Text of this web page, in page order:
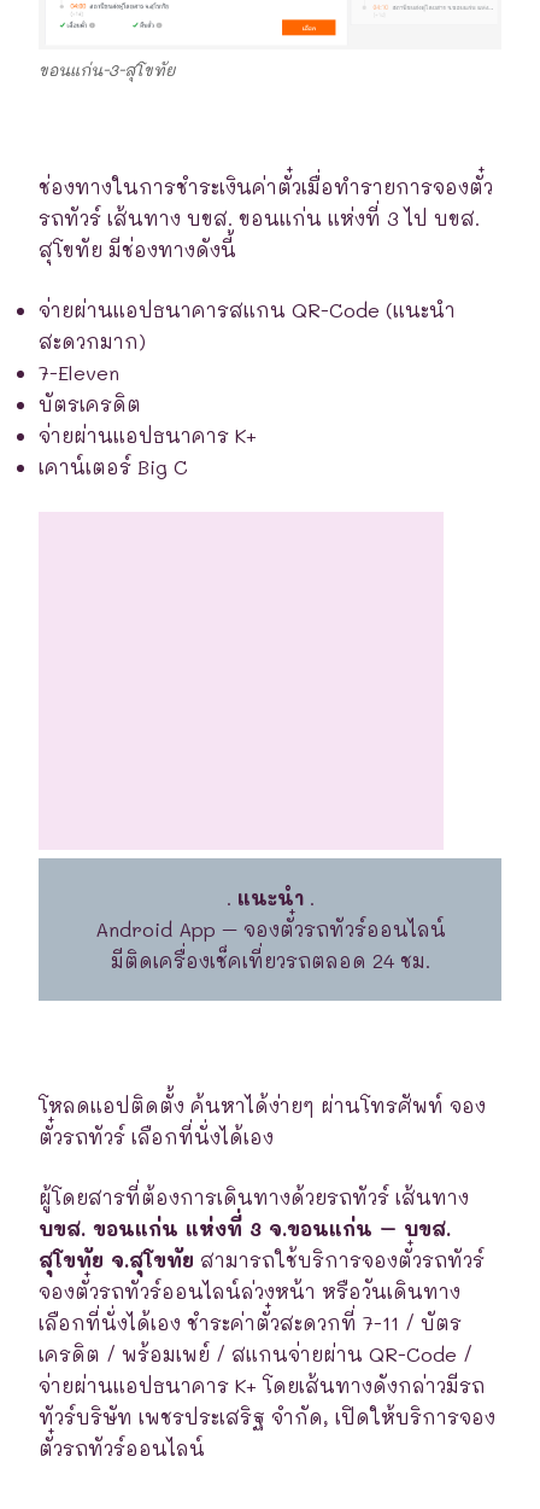
ขอนแก่น-3-สุโขทัย
ช่องทางในการชำระเงินค่าตั๋วเมื่อทำรายการจองตั๋ว
รถทัวร์ เส้นทาง บขส. ขอนแก่น แห่งที่ 3 ไป บขส.
สุโขทัย มีช่องทางดังนี้
จ่ายผ่านแอปธนาคารสแกน QR-Code (แนะนำ
สะดวกมาก)
7-Eleven
บัตรเครดิต
จ่ายผ่านแอปธนาคาร K+
เคาน์เตอร์ Big C
. แนะนำ.
Android App – จองตั๋วรถทัวร์ออนไลน์
มีติดเครื่องเช็คเที่ยวรถตลอด 24 ชม.
โหลดแอปติดตั้ง ค้นหาได้ง่ายๆ ผ่านโทรศัพท์ จอง
ตั๋วรถทัวร์ เลือกที่นั่งได้เอง
ผู้โดยสารที่ต้องการเดินทางด้วยรถทัวร์ เส้นทาง
บขส. ขอนแก่น แห่งที่ 3 จ.ขอนแก่น – บขส.
สุโขทัย จ.สุโขทัย สามารถใช้บริการจองตั๋วรถทัวร์
จองตั๋วรถทัวร์ออนไลน์ล่วงหน้า หรือวันเดินทาง
เลือกที่นั่งได้เอง ชำระค่าตั๋วสะดวกที่ 7-11 / บัตร
เครดิต / พร้อมเพย์ / สแกนจ่ายผ่าน QR-Code /
จ่ายผ่านแอปธนาคาร K+ โดยเส้นทางดังกล่าวมีรถ
ทัวร์บริษัท เพชรประเสริฐ จำกัด, เปิดให้บริการจอง
ตั๋วรถทัวร์ออนไลน์